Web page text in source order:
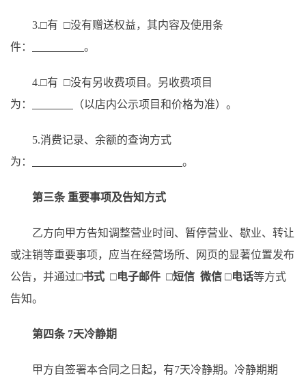
3.□有 □没有赠送权益，其内容及使用条
件：
。
4.□有 □没有另收费项目。 另收费项目
为 ： （以店内公示项目和价格为准）。
5.消费记录、余额的查询方式
为：
。
第三条 重要事项及告知方式
乙方向甲方告知调整营业时间、暂停营业、歇业、转让
或注销等重要事项，应当在经营场所、网页的显著位置发布
公告，并通过□书式 □电子邮件 □短信 微信 □电话等方式
告知。
第四条 7天冷静期
甲方自签署本合同之日起，有7天冷静期。冷静期期